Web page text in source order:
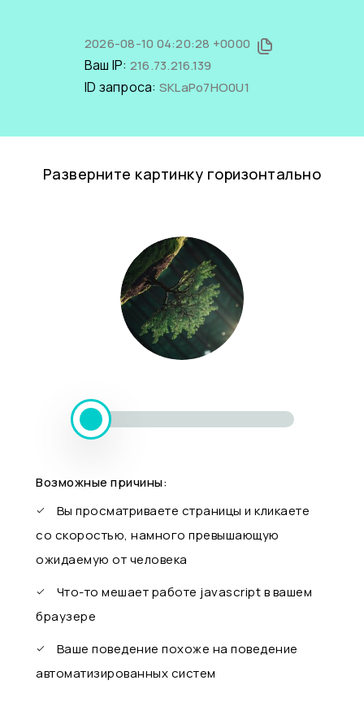
2026-08-10 04:20:28 +0000
Ваш IP: 216.73.216.139
ID запроса: SKLaPo7HO0U1
Разверните картинку горизонтально
Возможные причины:
Вы просматриваете страницы и кликаете
со скоростью, намного превышающую
ожидаемую от человека
Что-то мешает работе javascript в вашем
браузере
Ваше поведение похоже на поведение
автоматизированных систем